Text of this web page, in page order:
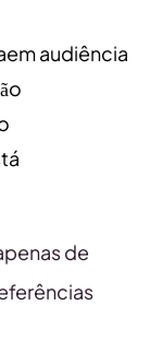
audiência
de